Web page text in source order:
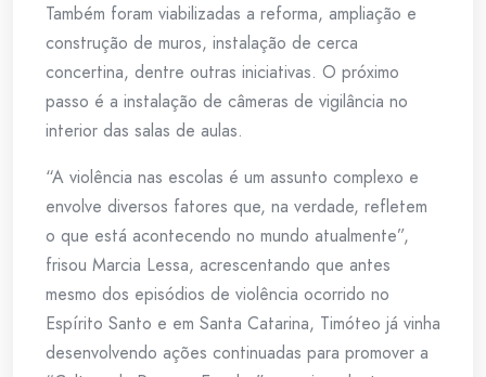
Também foram viabilizadas a reforma, ampliação e
construção de muros, instalação de cerca
concertina, dentre outras iniciativas. O próximo
passo é a instalação de câmeras de vigilância no
interior das salas de aulas.
“A violência nas escolas é um assunto complexo e
envolve diversos fatores que, na verdade, refletem
o que está acontecendo no mundo atualmente”,
frisou Marcia Lessa, acrescentando que antes
mesmo dos episódios de violência ocorrido no
Espírito Santo e em Santa Catarina, Timóteo já vinha
desenvolvendo ações continuadas para promover a